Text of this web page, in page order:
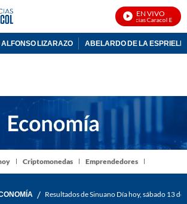
EN VIVO
Noticias Caracol En Vivo
ALFONSO LIZARAZO ABELARDO DE LA
Criptomonedas Emprendedores
/ Resultados de Sinuano Día hoy, sábado 13